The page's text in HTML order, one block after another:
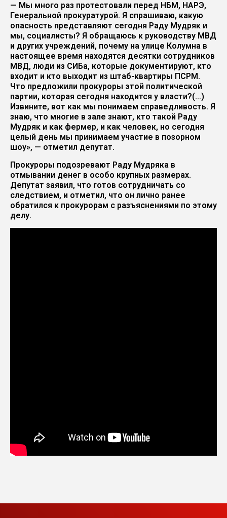
— Мы много раз протестовали перед НБМ, НАРЭ,
Генеральной прокуратурой. Я спрашиваю, какую
опасность представляют сегодня Раду Мудряк и
мы, социалисты? Я обращаюсь к руководству МВД
и других учреждений, почему на улице Колумна в
настоящее время находятся десятки сотрудников
МВД, люди из СИБа, которые документируют, кто
входит и кто выходит из штаб-квартиры ПСРМ.
Что предложили прокуроры этой политической
партии, которая сегодня находится у власти?(…)
Извините, вот как мы понимаем справедливость. Я
знаю, что многие в зале знают, кто такой Раду
Мудряк и как фермер, и как человек, но сегодня
целый день мы принимаем участие в позорном
шоу», — отметил депутат.
Прокуроры подозревают Раду Мудряка в
отмывании денег в особо крупных размерах.
Депутат заявил, что готов сотрудничать со
следствием, и отметил, что он лично ранее
обратился к прокурорам с разъяснениями по этому
делу.